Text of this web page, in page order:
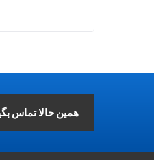
همین حالا تماس